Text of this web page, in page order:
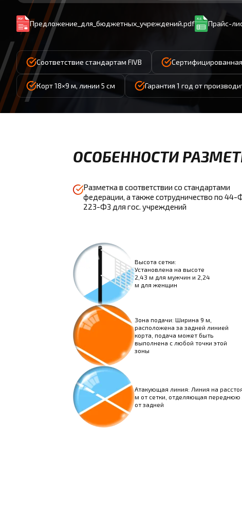
Предложение_для_бюджетных_учреждений.pdf Прайс-
Соответствие стандартам FIVB
Корт 18×9 м, линии 5 см Гарантия 1 год от
ОСОБЕННОСТИ
Разметка в соответствии со стандартами
федерации, а также сотрудничество по 44-
223-ФЗ для гос. учреждений
Высота сетки:
Установлена на высоте
2,43 м для мужчин и 2,24
м для женщин
Зона подачи: Ширина 9 м,
расположена за задней линией
корта, подача может быть
выполнена с любой точки этой
зоны
Атакующая линия: Линия на
м от сетки, отделяющая переднюю
от задней